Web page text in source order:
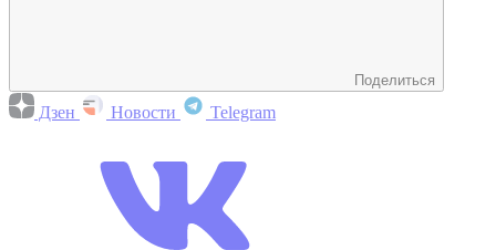
Поделиться
Дзен Новости Telegram